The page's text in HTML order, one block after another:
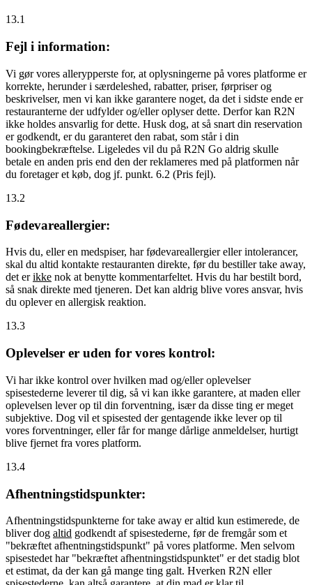
13.1
Fejl i information:
Vi gør vores allerypperste for, at oplysningerne på vores platforme er
korrekte, herunder i særdeleshed, rabatter, priser, førpriser og
beskrivelser, men vi kan ikke garantere noget, da det i sidste ende er
restauranterne der udfylder og/eller oplyser dette. Derfor kan R2N
ikke holdes ansvarlig for dette. Husk dog, at så snart din reservation
er godkendt, er du garanteret den rabat, som står i din
bookingbekræftelse. Ligeledes vil du på R2N Go aldrig skulle
betale en anden pris end den der reklameres med på platformen når
du foretager et køb, dog jf. punkt. 6.2 (Pris fejl).
13.2
Fødevareallergier:
Hvis du, eller en medspiser, har fødevareallergier eller intolerancer,
skal du altid kontakte restauranten direkte, før du bestiller take away,
det erikke nok at benytte kommentarfeltet. Hvis du har bestilt bord,
så snak direkte med tjeneren. Det kan aldrig blive vores ansvar, hvis
du oplever en allergisk reaktion.
13.3
Oplevelser er uden for vores kontrol:
Vi har ikke kontrol over hvilken mad og/eller oplevelser
spisestederne leverer til dig, så vi kan ikke garantere, at maden eller
oplevelsen lever op til din forventning, især da disse ting er meget
subjektive. Dog vil et spisested der gentagende ikke lever op til
vores forventninger, eller får for mange dårlige anmeldelser, hurtigt
blive fjernet fra vores platform.
13.4
Afhentningstidspunkter:
Afhentningstidspunkterne for take away er altid kun estimerede, de
bliver dog altid godkendt af spisestederne, før de fremgår som et
"bekræftet afhentningstidspunkt" på vores platforme. Men selvom
spisestedet har "bekræftet afhentningstidspunktet" er det stadig blot
et estimat, da der kan gå mange ting galt. Hverken R2N eller